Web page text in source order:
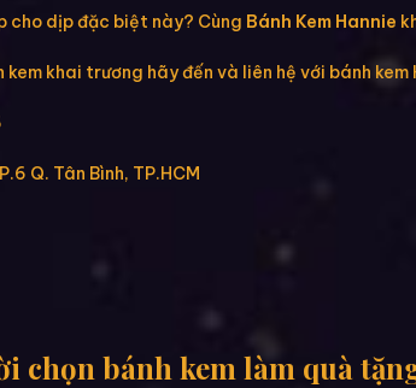
cho dịp đặc biệt này? Cùng Bánh Kem Hannie
kem khai trương hãy đến và liên hệ với bánh
Q. Tân Bình, TP.HCM
chọn bánh kem làm quà